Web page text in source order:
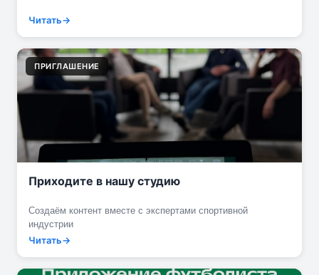
Читать
ПРИГЛАШЕНИЕ
Приходите в нашу студию
Создаём контент вместе с экспертами спортивной
индустрии
Читать